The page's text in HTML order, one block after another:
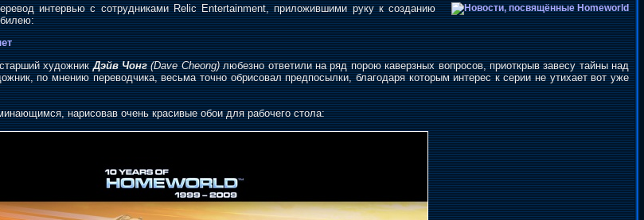
интервью с сотрудниками Relic Entertainment, приложившими руку к созданию
художникДэйв Чонг(Dave Cheong)любезно ответили на ряд порою каверзных вопросов, приоткрыв завесу тайны над
по мнению переводчика, весьма точно обрисовал предпосылки, благодаря которым интерес к серии не утихает вот уже
нарисовав очень красивые обои для рабочего стола: